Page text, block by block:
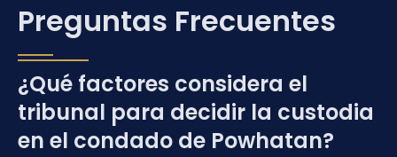
Preguntas Frecuentes
¿Qué factores considera el
tribunal para decidir la custodia
en el condado de Powhatan?